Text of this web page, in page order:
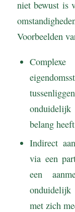
niet bewust is
Voorbeelden
belang
Indirect
via een
een
met zich